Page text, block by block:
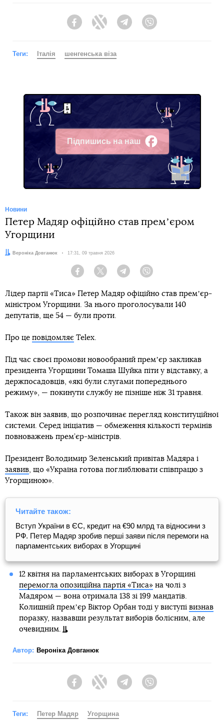
FacebookTwitter Telegram
Теги: Італія шенгенська віза
Підпишись на наш
Facebook
Новини
Петер Мадяр офіційно став премʼєром
Угорщини
Автор:Вероніка Довганюк Дата:
17:31, 09 травня 2026
Facebook Twitter Telegram
Лідер партії «Тиса» Петер Мадяр офіційно став премʼєр-
міністром Угорщини. За нього проголосували 140
депутатів, ще 54 — були проти.
Про це повідомляє Telex.
Під час своєї промови новообраний премʼєр закликав
президента Угорщини Томаша Шуйка піти у відставку, а
держпосадовців, «які були слугами попереднього
режиму», — покинути службу не пізніше ніж 31 травня.
Також він заявив, що розпочинає перегляд конституційної
системи. Серед ініціатив — обмеження кількості термінів
повноважень прем’єр-міністрів.
Президент Володимир Зеленський привітав Мадяра і
заявив, що «Україна готова поглиблювати співпрацю з
Угорщиною».
Читайте також:
Вступ України в ЄС, кредит на €90 млрд та відносини з
РФ. Петер Мадяр зробив перші заяви після перемоги на
парламентських виборах в Угорщині
12 квітня на парламентських виборах в Угорщині
перемогла опозиційна партія «Тиса»на чолі з
Мадяром — вона отримала 138 зі 199 мандатів.
Колишній премʼєр Віктор Орбан тоді у виступі визнав
поразку, назвавши результат виборів болісним, але
очевидним.
Автор: Вероніка Довганюк
FacebookTwitter Telegram
Теги: Петер Мадяр Угорщина